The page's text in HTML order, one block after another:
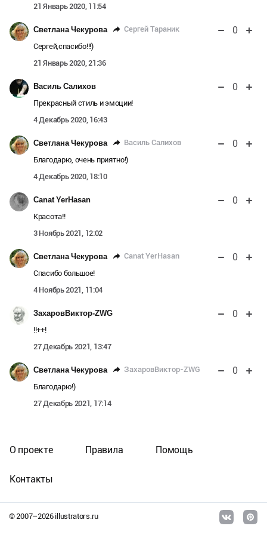
21 Январь 2020, 11:54
Светлана Чекурова Сергей Тараник 0
Сергей,спасибо!!!)
21 Январь 2020, 21:36
Василь Салихов 0
Прекрасный стиль и эмоции!
4 Декабрь 2020, 16:43
Светлана Чекурова Василь Салихов 0
Благодарю, очень приятно!)
4 Декабрь 2020, 18:10
Canat YerHasan 0
Красота!!
3 Ноябрь 2021, 12:02
Светлана Чекурова Canat YerHasan 0
Спасибо большое!
4 Ноябрь 2021, 11:04
ЗахаровВиктор-ZWG 0
!!++!
27 Декабрь 2021, 13:47
Светлана Чекурова ЗахаровВиктор-ZWG 0
Благодарю!)
27 Декабрь 2021, 17:14
© 2007–2026illustrators.ru
О проекте Правила Помощь
Контакты